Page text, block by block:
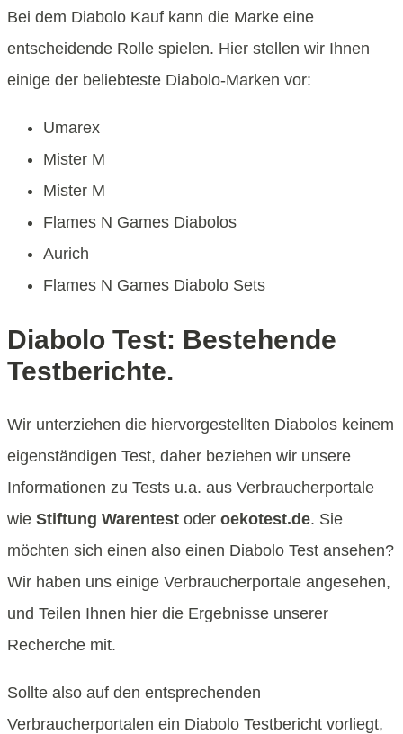
Bei dem Diabolo Kauf kann die Marke eine
entscheidende Rolle spielen. Hier stellen wir Ihnen
einige der beliebteste Diabolo-Marken vor:
Umarex
Mister M
Mister M
Flames N Games Diabolos
Aurich
Flames N Games Diabolo Sets
Diabolo Test: Bestehende
Testberichte.
Wir unterziehen die hiervorgestellten Diabolos keinem
eigenständigen Test, daher beziehen wir unsere
Informationen zu Tests u.a. aus Verbraucherportale
wie Stiftung Warentest oder oekotest.de. Sie
möchten sich einen also einen Diabolo Test ansehen?
Wir haben uns einige Verbraucherportale angesehen,
und Teilen Ihnen hier die Ergebnisse unserer
Recherche mit.
Sollte also auf den entsprechenden
Verbraucherportalen ein Diabolo Testbericht vorliegt,